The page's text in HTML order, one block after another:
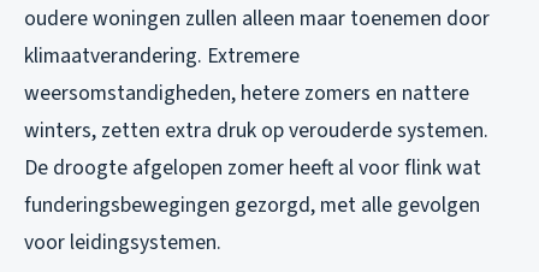
oudere woningen zullen alleen maar toenemen door
klimaatverandering. Extremere
weersomstandigheden, hetere zomers en nattere
winters, zetten extra druk op verouderde systemen.
De droogte afgelopen zomer heeft al voor flink wat
funderingsbewegingen gezorgd, met alle gevolgen
voor leidingsystemen.